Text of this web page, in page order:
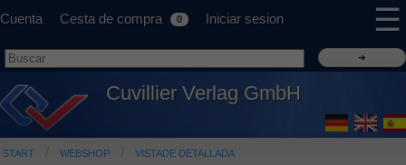
Cuenta Cesta de compra 0 Iniciar sesion ☰
Cuvillier Verlag GmbH
START WEBSHOP VISTADE DETALLADA